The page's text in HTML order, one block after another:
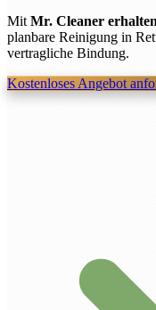
Mit Mr. Cleaner
planbare Reinigung in
vertragliche Bindung.
Kostenloses Angebot